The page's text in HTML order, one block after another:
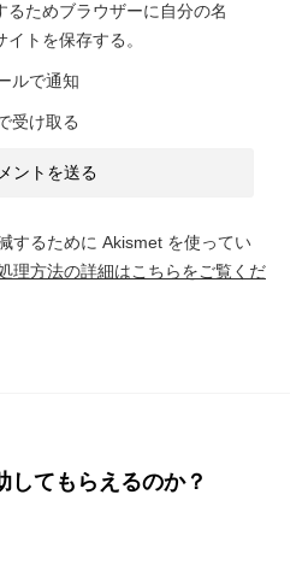
るためブラウザーに自分の名
トを保存する。
ルで通知
受け取る
するために Akismet を使ってい
理方法の詳細はこちらをご覧くだ
してもらえるのか？